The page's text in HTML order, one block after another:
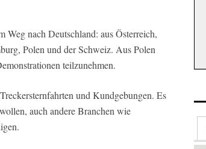
Weg nach Deutschland: aus Österreich,
Polen und der Schweiz. Aus Polen
teilzunehmen.
und Kundgebungen. Es
auch andere Branchen wie